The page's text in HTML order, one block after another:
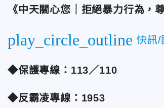
《中天關心您｜拒絕暴力行為，
play_circle_outline 快訊/
◆保護專線：113／110
◆反霸凌專線：1953